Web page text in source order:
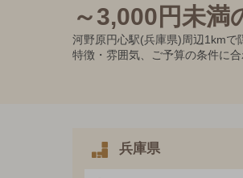
～3,000円未満
河野原円心駅(兵庫県)周辺1kmで
特徴・雰囲気、ご予算の条件に
兵庫県